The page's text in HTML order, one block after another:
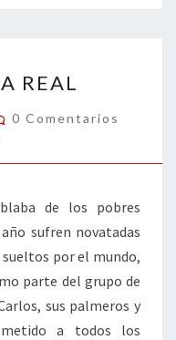
p
ar
tir
REAL
Comentarios
0 Comentarios
de los pobres
sufren novatadas
sueltos por el mundo,
parte del grupo de
sus palmeros y
a todos los